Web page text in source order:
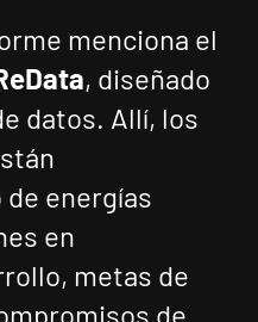
menciona el
, diseñado
datos. Allí, los
energías
en
metas de
de